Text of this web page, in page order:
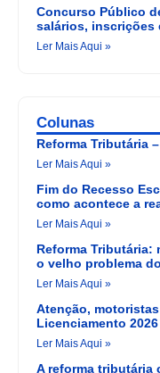
Concurso Público
salários, inscrições
Ler Mais Aqui »
Colunas
Reforma Tributária
Ler Mais Aqui »
Fim do Recesso
como acontece a
Ler Mais Aqui »
Reforma Tributária:
o velho problema
Ler Mais Aqui »
Atenção,
Licenciamento
Ler Mais Aqui »
A reforma tributária